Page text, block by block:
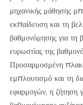
μηχανικής μάθησης
εκπαίδευση και τη
βαθμονόμησης για τη
ευρωστίας της
Προσαρμοσμένη
εμπλουτισμό και τη
εφαρμογών, η ζήτηση